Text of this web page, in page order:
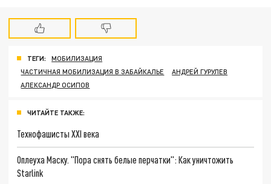
ТЕГИ:
МОБИЛИЗАЦИЯ
ЧАСТИЧНАЯ МОБИЛИЗАЦИЯ В ЗАБАЙКАЛЬЕ
АНДРЕЙ ГУРУЛЕВ
АЛЕКСАНДР ОСИПОВ
ЧИТАЙТЕ ТАКЖЕ:
Технофашисты XXI века
Оплеуха Маску. "Пора снять белые перчатки": Как уничтожить
Starlink